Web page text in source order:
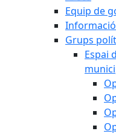
Equip de
Grups
Espai